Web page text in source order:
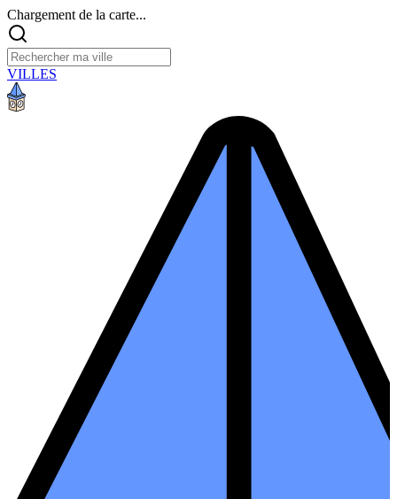
Chargement de la carte...
VILLES